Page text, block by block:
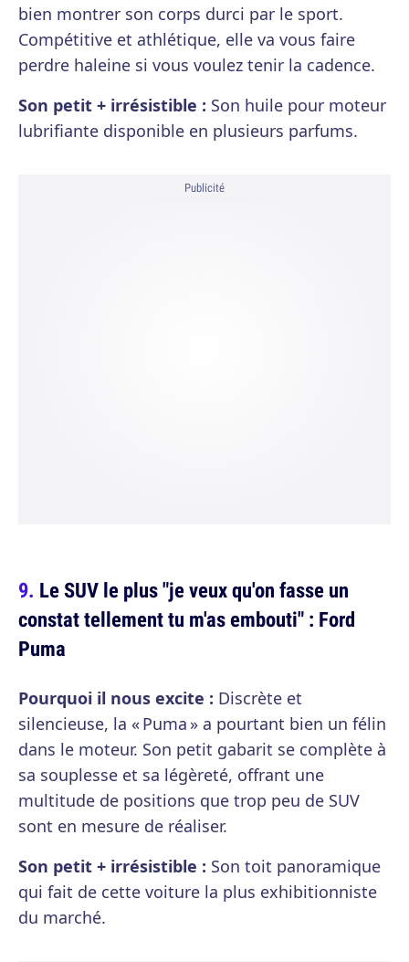
bien montrer son corps durci par le sport.
Compétitive et athlétique, elle va vous faire
perdre haleine si vous voulez tenir la cadence.
Son petit + irrésistible : Son huile pour moteur
lubrifiante disponible en plusieurs parfums.
Publicité
Le SUV le plus "je veux qu'on fasse un
constat tellement tu m'as embouti" : Ford
Puma
Pourquoi il nous excite : Discrète et
silencieuse, la « Puma » a pourtant bien un félin
dans le moteur. Son petit gabarit se complète à
sa souplesse et sa légèreté, offrant une
multitude de positions que trop peu de SUV
sont en mesure de réaliser.
Son petit + irrésistible : Son toit panoramique
qui fait de cette voiture la plus exhibitionniste
du marché.